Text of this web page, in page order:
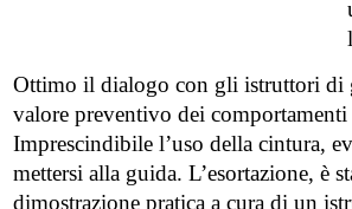
Ottimo il dialogo con gli istruttori di
valore preventivo dei
Imprescindibile l’uso della cintura,
mettersi alla guida. L’esortazione, è
dimostrazione pratica a cura di un